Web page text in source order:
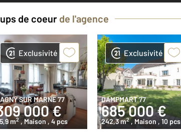
de coeur de l'agence
Exclusivité
SUR MARNE 77
000 €
m2 , Maison , 4 pcs
Exclusivité
DAMPMART 77
685 000 €
242,3 m2 , Maison , 10 pcs